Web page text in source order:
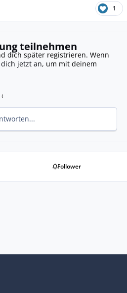
1
teilnehmen
dich später registrieren. Wenn
jetzt an, um mit deinem
Follower